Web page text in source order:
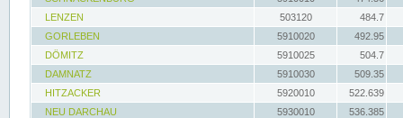
LENZEN
503120
484.7
GORLEBEN
5910020
492.95
DÖMITZ
5910025
504.7
DAMNATZ
5910030
509.35
HITZACKER
5920010
522.639
NEU DARCHAU
5930010
536.385